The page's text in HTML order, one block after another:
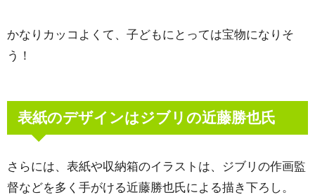
かなりカッコよくて、子どもにとっては宝物になりそ
う！
表紙のデザインはジブリの近藤勝也氏
さらには、表紙や収納箱のイラストは、ジブリの作画監
督などを多く手がける近藤勝也氏による描き下ろし。